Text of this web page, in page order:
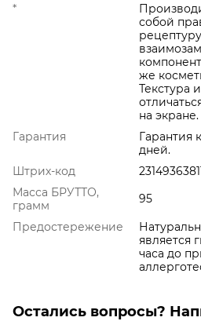
*
собой
же
Текстура
на экране.
Гарантия
Гарантия
дней.
Штрих-код
Масса БРУТТО,
грамм
95
Предостережение
является
часа до
Остались вопросы?